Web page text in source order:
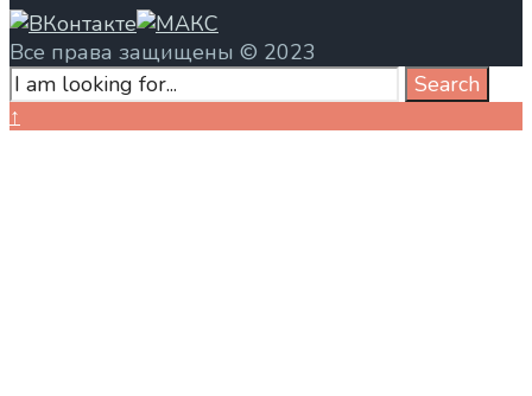
Все права защищены © 2023
Search
for:
Search
Close
↑